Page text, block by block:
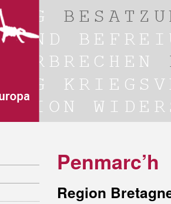
Penmarc’h
Region